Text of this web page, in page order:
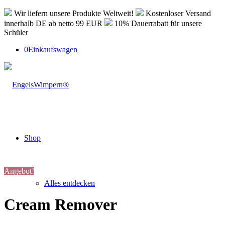
Wir liefern unsere Produkte Weltweit!
Kostenloser Versand
innerhalb DE ab netto 99 EUR
10% Dauerrabatt für unsere
Schüler
0Einkaufswagen
Shop
Alles entdecken
Angebot!
Cream Remover